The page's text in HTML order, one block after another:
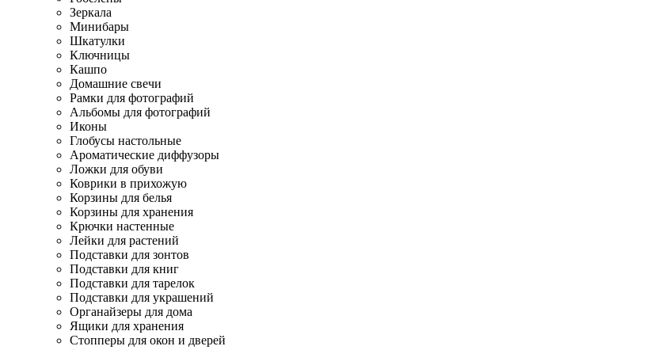
Зеркала
Минибары
Шкатулки
Ключницы
Кашпо
Домашние свечи
Рамки для фотографий
Альбомы для фотографий
Иконы
Глобусы настольные
Ароматические диффузоры
Ложки для обуви
Коврики в прихожую
Корзины для белья
Корзины для хранения
Крючки настенные
Лейки для растений
Подставки для зонтов
Подставки для книг
Подставки для тарелок
Подставки для украшений
Органайзеры для дома
Ящики для хранения
Стопперы для окон и дверей